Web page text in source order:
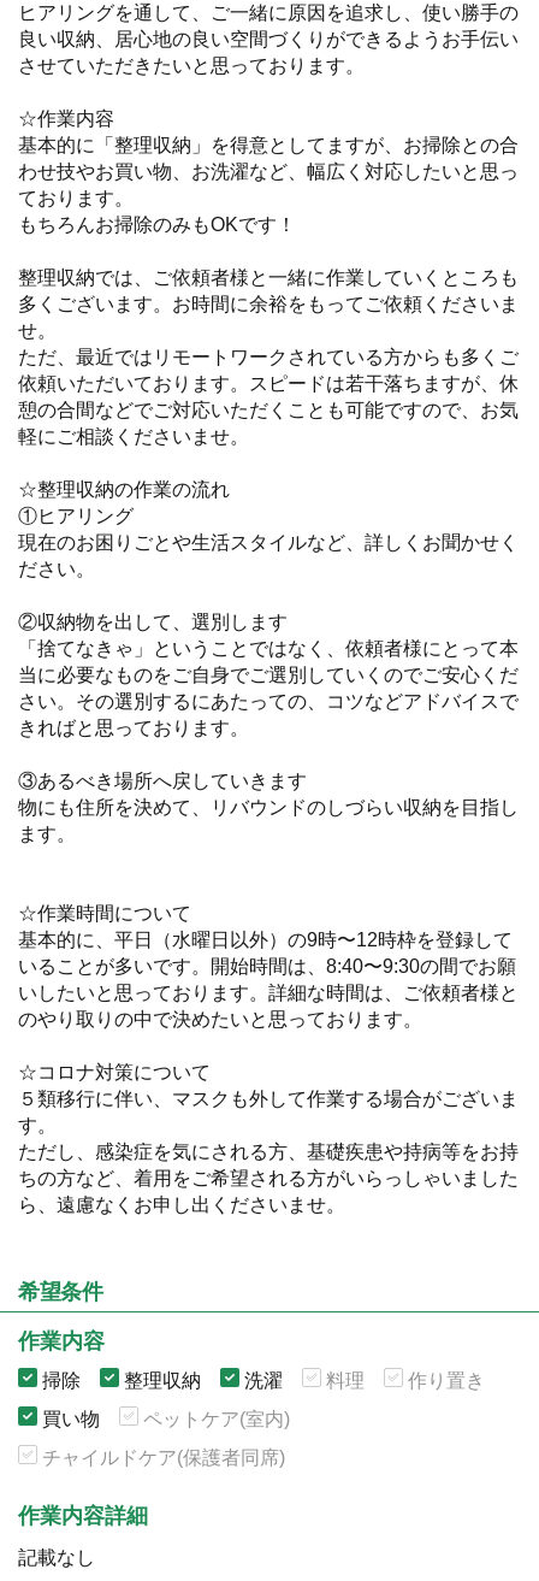
ヒアリングを通して、ご一緒に原因を追求し、使い勝手の
良い収納、居心地の良い空間づくりができるようお手伝い
させていただきたいと思っております。
☆作業内容
基本的に「整理収納」を得意としてますが、お掃除との合
わせ技やお買い物、お洗濯など、幅広く対応したいと思っ
ております。
もちろんお掃除のみもOKです！
整理収納では、ご依頼者様と一緒に作業していくところも
多くございます。お時間に余裕をもってご依頼くださいま
せ。
ただ、最近ではリモートワークされている方からも多くご
依頼いただいております。スピードは若干落ちますが、休
憩の合間などでご対応いただくことも可能ですので、お気
軽にご相談くださいませ。
☆整理収納の作業の流れ
①ヒアリング
現在のお困りごとや生活スタイルなど、詳しくお聞かせく
ださい。
②収納物を出して、選別します
「捨てなきゃ」ということではなく、依頼者様にとって本
当に必要なものをご自身でご選別していくのでご安心くだ
さい。その選別するにあたっての、コツなどアドバイスで
きればと思っております。
③あるべき場所へ戻していきます
物にも住所を決めて、リバウンドのしづらい収納を目指し
ます。
☆作業時間について
基本的に、平日（水曜日以外）の9時〜12時枠を登録して
いることが多いです。開始時間は、8:40〜9:30の間でお願
いしたいと思っております。詳細な時間は、ご依頼者様と
のやり取りの中で決めたいと思っております。
☆コロナ対策について
５類移行に伴い、マスクも外して作業する場合がございま
す。
ただし、感染症を気にされる方、基礎疾患や持病等をお持
ちの方など、着用をご希望される方がいらっしゃいました
ら、遠慮なくお申し出くださいませ。
希望条件
作業内容
掃除 整理収納 洗濯 料理
作り置き
買い物
ペットケア(室内)
チャイルドケア(保護者同席)
作業内容詳細
記載なし